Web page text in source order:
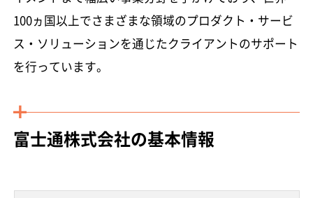
100ヵ国以上でさまざまな領域のプロダクト・サービ
ス・ソリューションを通じたクライアントのサポート
を行っています。
富士通株式会社の基本情報